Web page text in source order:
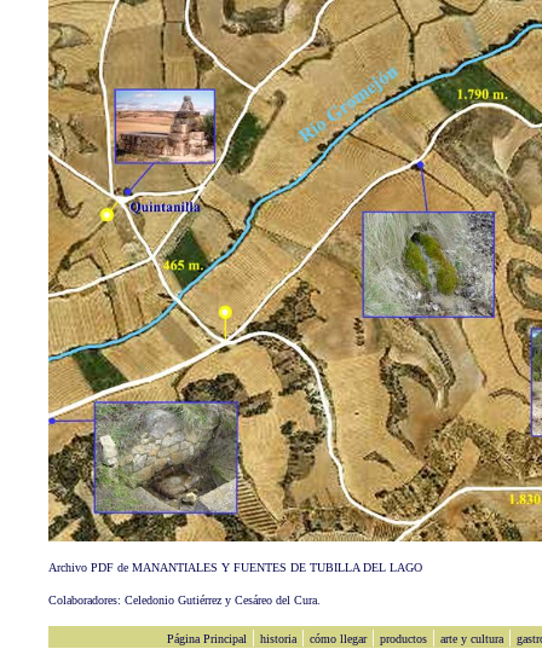
Archivo PDF de MANANTIALES Y FUENTES DE TUBILLA DEL LAGO
Colaboradores: Celedonio Gutiérrez y Cesáreo del Cura.
Página Principal| historia| cómo llegar| productos| arte y cultura|